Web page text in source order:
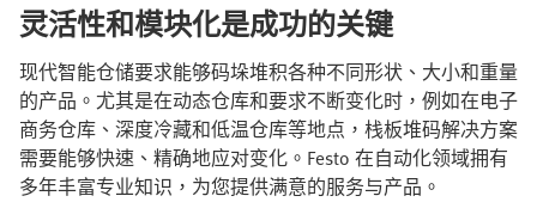
灵活性和模块化是成功的关键
现代智能仓储要求能够码垛堆积各种不同形状、大小和重量
的产品。尤其是在动态仓库和要求不断变化时，例如在电子
商务仓库、深度冷藏和低温仓库等地点，栈板堆码解决方案
需要能够快速、精确地应对变化。Festo 在自动化领域拥有
多年丰富专业知识，为您提供满意的服务与产品。